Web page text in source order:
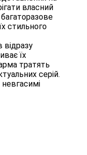
власний
стильного
відразу
їх
тратять
серій.